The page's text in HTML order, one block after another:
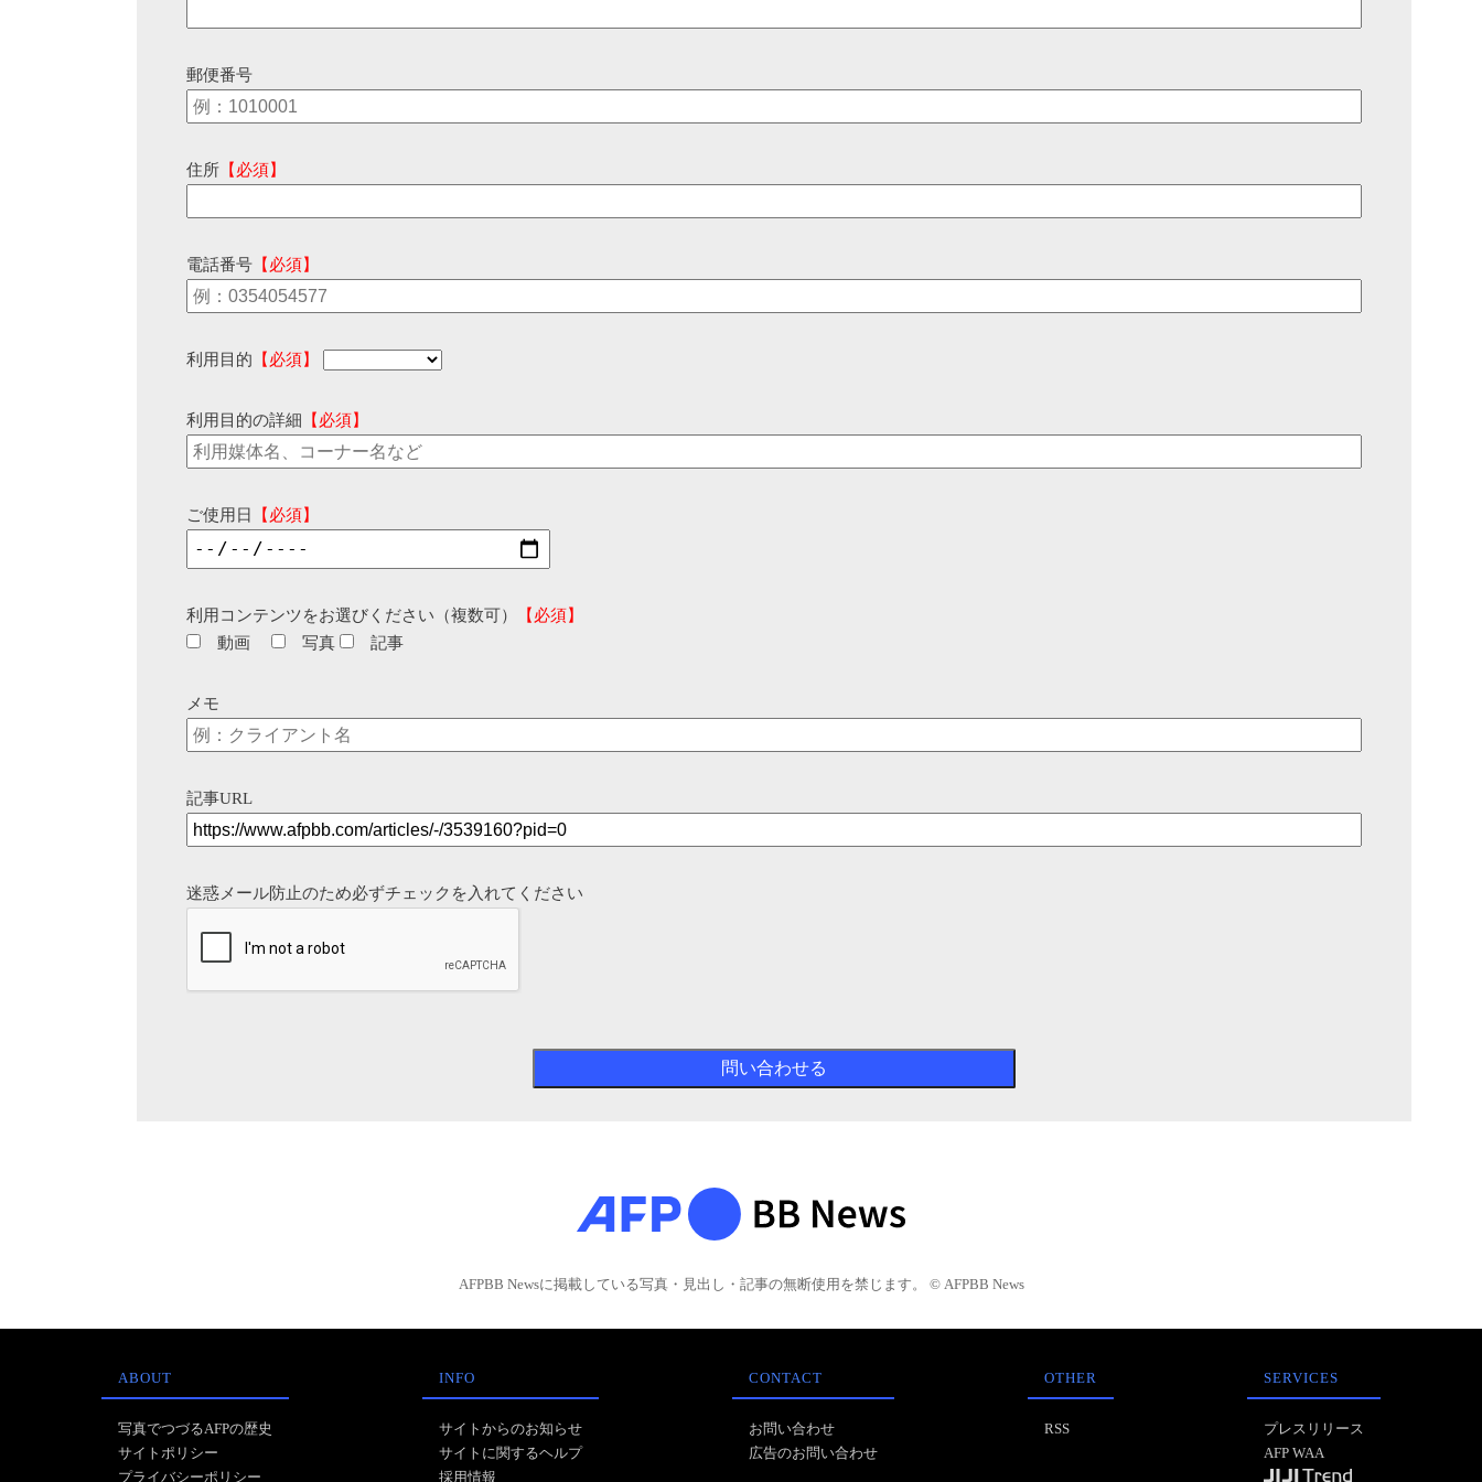
郵便番号
住所 【必須】
電話番号 【必須】
利用目的 【必須】
利用目的の詳細 【必須】
ご使用日 【必須】
利用コンテンツをお選びください（複数可）
【必須】
動画
写真 記事
メモ
記事URL
迷惑メール防止のため必ずチェックを入れてください
AFPBB Newsに掲載している写真・見出し・記事の無断使用を禁じます。 © AFPBB News
ABOUT
写真でつづるAFPの歴史
サイトポリシー
プライバシーポリシー
INFO
サイトからのお知らせ
サイトに関するヘルプ
採用情報
CONTACT
お問い合わせ
広告のお問い合わせ
OTHER
RSS
SERVICES
プレスリリース
AFP WAA